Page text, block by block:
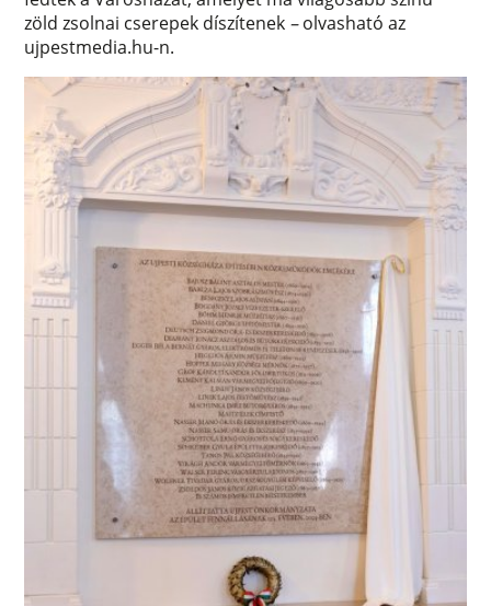
zöld zsolnai cserepek díszítenek –olvasható az
ujpestmedia.hu-n.